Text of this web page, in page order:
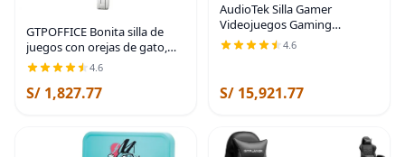
GTPOFFICE Bonita silla de
juegos con orejas de gato,
silla ergonómica de
computadora con
reposapiés, soporte lumbar
4.6
S/ 1,827.77
AudioTek Silla Gamer
Videojuegos Gaming
Reclinable Cómoda Consolas
Computadora Ergonómica
4.6
S/ 15,921.77